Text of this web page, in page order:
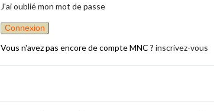
J'ai oublié mon mot de passe
Vous n'avez pas encore de compte MNC ? inscrivez-vous